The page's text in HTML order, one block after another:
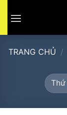
TRANG CHỦ /